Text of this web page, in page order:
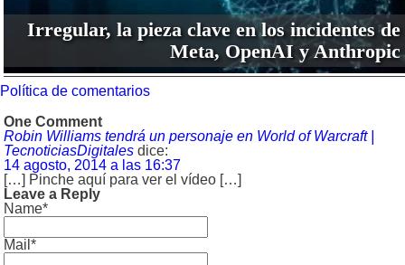
Irregular, la pieza clave en los incidentes de
Meta, OpenAI y Anthropic
Política de comentarios
One Comment
Robin Williams tendrá un personaje en World of Warcraft |
TecnoticiasDigitales dice:
14 agosto, 2014 a las 16:37
[…] Pinche aquí para ver el vídeo […]
Leave a Reply
Name*
Mail*